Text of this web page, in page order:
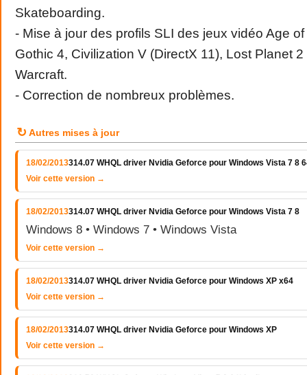
Skateboarding.
- Mise à jour des profils SLI des jeux vidéo Age
Gothic 4, Civilization V (DirectX 11), Lost Planet
Warcraft.
- Correction de nombreux problèmes.
↻ Autres mises à jour
18/02/2013314.07 WHQL driver Nvidia Geforce pour Windows Vista 7 8
Voir cette version →
18/02/2013314.07 WHQL driver Nvidia Geforce pour Windows Vista 7 8
Windows 8 • Windows 7 • Windows Vista
Voir cette version →
18/02/2013314.07 WHQL driver Nvidia Geforce pour Windows XP x64
Voir cette version →
18/02/2013314.07 WHQL driver Nvidia Geforce pour Windows XP
Voir cette version →